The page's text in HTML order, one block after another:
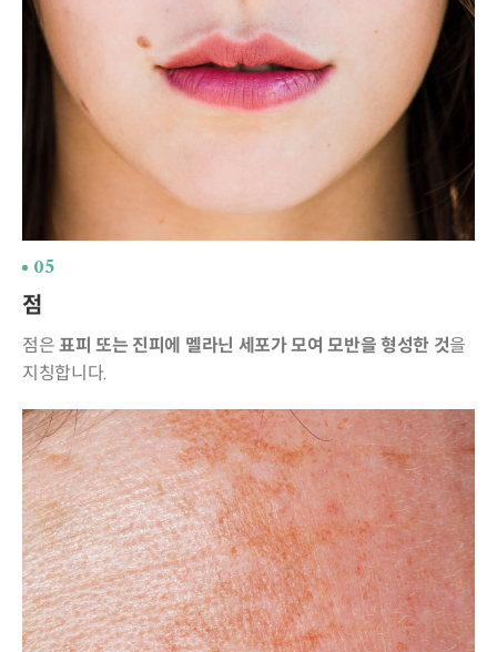
05
점
점은표피 또는 진피에 멜라닌 세포가 모여모반을 형성한 것을
지칭합니다.